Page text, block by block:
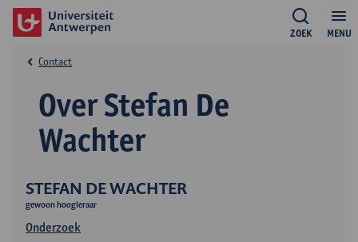
MENU
ZOEK
STEFAN DE WACHTER
gewoon hoogleraar
Onderzoek
Over Stefan De
Wachter
Contact